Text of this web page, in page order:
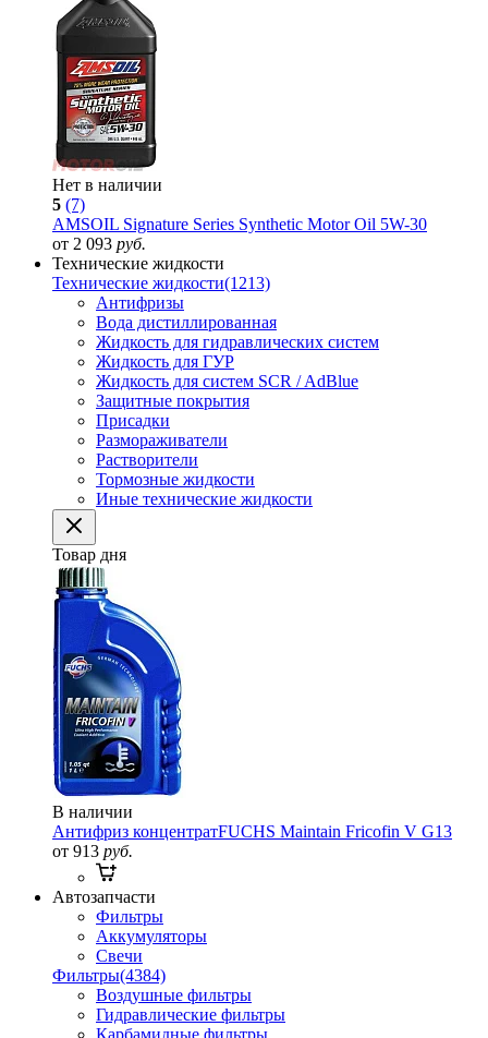
Нет в наличии
5 (7)
AMSOIL Signature Series Synthetic Motor Oil 5W-30
от 2 093 руб.
Технические жидкости
Технические жидкости(1213)
Антифризы
Вода дистиллированная
Жидкость для гидравлических систем
Жидкость для ГУР
Жидкость для систем SCR / AdBlue
Защитные покрытия
Присадки
Размораживатели
Растворители
Тормозные жидкости
Иные технические жидкости
Товар дня
В наличии
Антифриз концентратFUCHS Maintain Fricofin V G13
от 913 руб.
Автозапчасти
Фильтры
Аккумуляторы
Свечи
Фильтры(4384)
Воздушные фильтры
Гидравлические фильтры
Карбамидные фильтры